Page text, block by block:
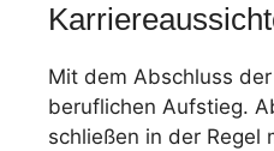
Mit dem Abschluss
beruflichen Aufstieg.
schließen in der